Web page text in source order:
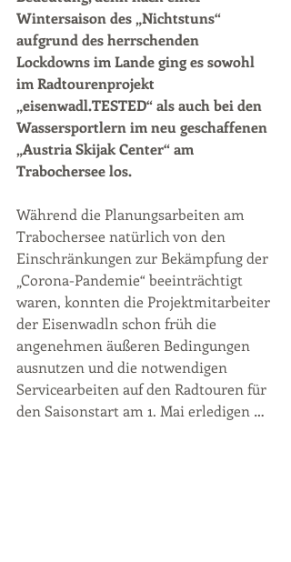
Wintersaison des „Nichtstuns“
aufgrund des herrschenden
Lockdowns im Lande ging es sowohl
im Radtourenprojekt
„eisenwadl.TESTED“ als auch bei den
Wassersportlern im neu geschaffenen
„Austria Skijak Center“ am
Trabochersee los.
Während die Planungsarbeiten am
Trabochersee natürlich von den
Einschränkungen zur Bekämpfung der
„Corona-Pandemie“ beeinträchtigt
waren, konnten die Projektmitarbeiter
der Eisenwadln schon früh die
angenehmen äußeren Bedingungen
ausnutzen und die notwendigen
Servicearbeiten auf den Radtouren für
den Saisonstart am 1. Mai erledigen …